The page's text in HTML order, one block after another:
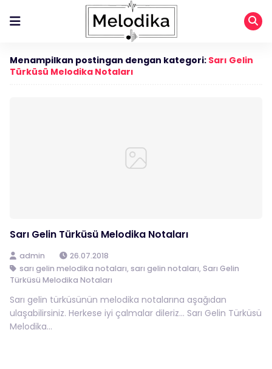
Menampilkan postingan dengan kategori: Sarı Gelin
Türküsü Melodika Notaları
Sarı Gelin Türküsü Melodika Notaları
admin
26.07.2018
sarı gelin melodika notaları, sarı gelin notaları, Sarı Gelin
Türküsü Melodika Notaları
Sarı gelin türküsünün melodika notalarına aşağıdan
ulaşabilirsiniz. Herkese iyi çalmalar dileriz… Sarı Gelin Türküsü
Melodika...